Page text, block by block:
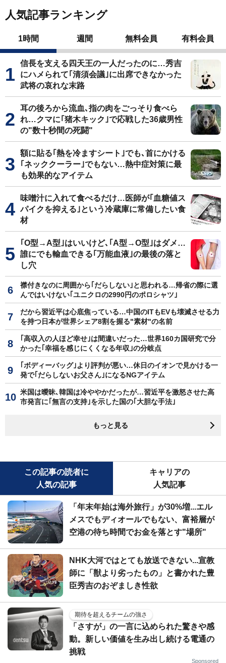
人気記事ランキング
1時間 週間 無料会員 有料会員
信長を支える四天王の一人だったのに…秀吉
にハメられて｢清須会議｣に出席できなかった
武将の哀れな末路
耳の後ろから流血､指の肉をごっそり食べら
れ…クマに｢猪木キック｣で応戦した36歳男性
の"数十秒間の死闘"
額に貼る｢熱を冷ますシート｣でも､首にかける
｢ネッククーラー｣でもない…熱中症対策に最
も効果的なアイテム
味噌汁に入れて食べるだけ…医師が｢血糖値ス
パイクを抑える｣という冷蔵庫に常備したい食
材
｢O型→A型｣はいいけど､｢A型→O型｣はダメ…
誰にでも輸血できる｢万能血液｣の最後の落と
し穴
襟付きなのに周囲から｢だらしない｣と思われる…帰省の際に選
んではいけない｢ユニクロの2990円のポロシャツ｣
だから習近平は心底焦っている…中国のITもEVも壊滅させる力
を持つ日本が世界シェア8割を握る"素材"の名前
｢高収入の人ほど幸せ｣は間違いだった…世界160カ国研究で分
かった｢幸福を感じにくくなる年収｣の分岐点
｢ボディーバッグ｣より評判が悪い…休日のイオンで見かける一
発で｢だらしないお父さん｣になるNGアイテム
米国は曖昧､韓国は冷ややかだったが…習近平を激怒させた高
市発言に｢無言の支持｣を示した国の｢大胆な手法｣
もっと見る
この記事の読者に
人気の記事
キャリアの
人気記事
「年末年始は海外旅行」が30%増...エル
メスでもディオールでもない、富裕層が
空港の待ち時間でお金を落とす"場所"
NHK大河ではとても放送できない...宣教
師に「獣より劣ったもの」と書かれた豊
臣秀吉のおぞましき性欲
期待を超えるチームの強さ
「さすが」の一言に込められた驚きや感
動。新しい価値を生み出し続ける電通の
挑戦
Sponsored